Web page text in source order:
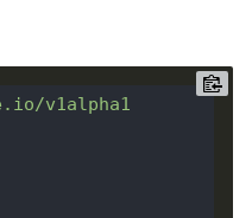
v1alpha1